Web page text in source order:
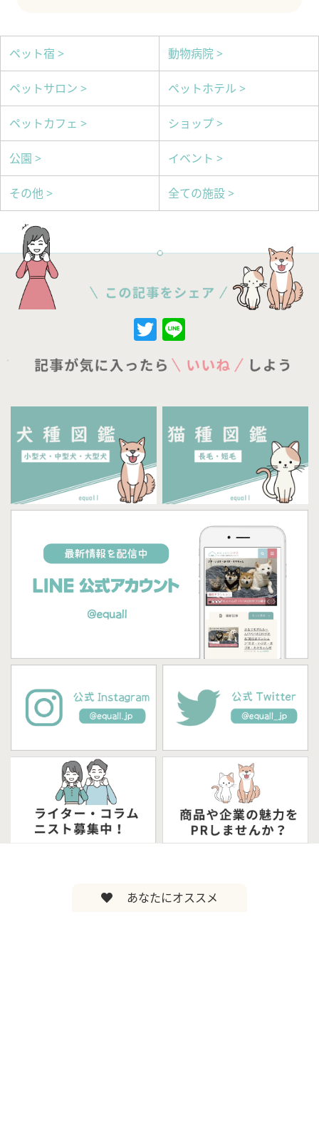
ペット宿 > 動物病院 >
ペットサロン > ペットホテル >
ペットカフェ > ショップ >
公園 > イベント >
その他 > 全ての施設 >
Twitter
あなたにオススメ